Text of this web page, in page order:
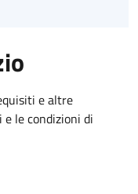
e altre
le condizioni di